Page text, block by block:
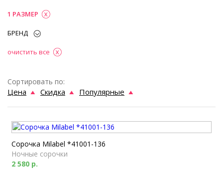
1 РАЗМЕР
БРЕНД
очистить все
Сортировать по:
Цена Скидка Популярные
Сорочка Milabel *41001-136
Ночные сорочки
2 580 р.